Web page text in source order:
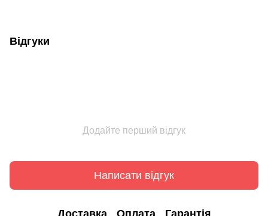
Відгуки
Додайте перший відгук
Написати відгук
Доставка Оплата Гарантія